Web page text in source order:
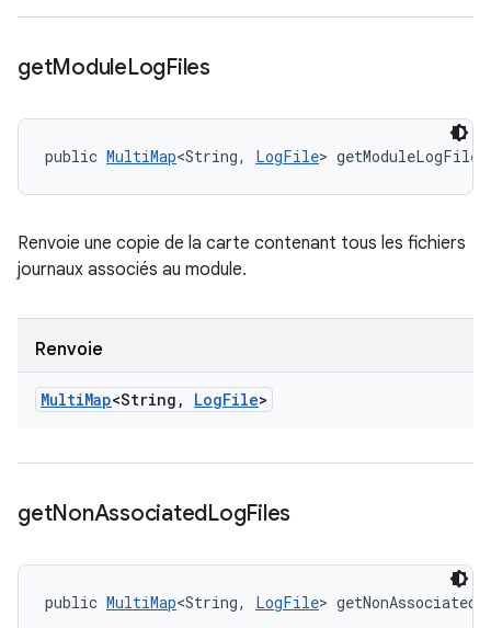
getModuleLogFiles
public MultiMap<String, LogFile>
Renvoie une copie de la carte contenant tous les fichiers
journaux associés au module.
Renvoie
MultiMap<String , LogFile>
getNonAssociatedLogFiles
public MultiMap<String, LogFile>